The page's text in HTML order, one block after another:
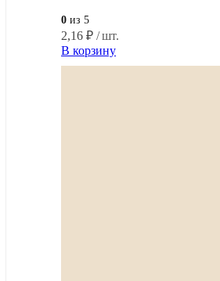
0 из 5
2,16 ₽ / шт.
В корзину